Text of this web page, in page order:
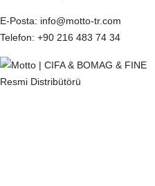
E-Posta: info@motto-tr.com
Telefon: +90 216 483 74 34